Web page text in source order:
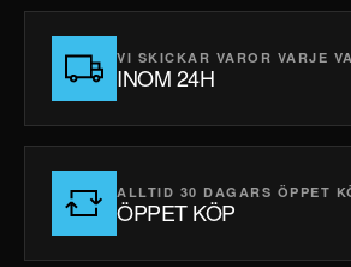
VI SKICKAR VAROR VARJE
INOM 24H
ALLTID 30 DAGARS ÖPPET
ÖPPET KÖP